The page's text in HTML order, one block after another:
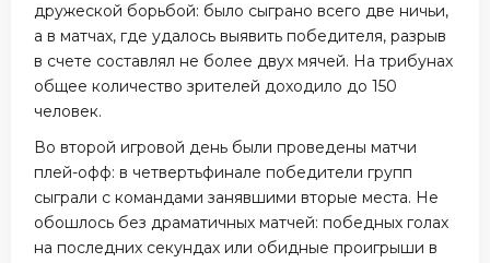
дружеской борьбой: было сыграно всего две ничьи,
а в матчах, где удалось выявить победителя, разрыв
в счете составлял не более двух мячей. На трибунах
общее количество зрителей доходило до 150
человек.
Во второй игровой день были проведены матчи
плей-офф: в четвертьфинале победители групп
сыграли с командами занявшими вторые места. Не
обошлось без драматичных матчей: победных голах
на последних секундах или обидные проигрыши в